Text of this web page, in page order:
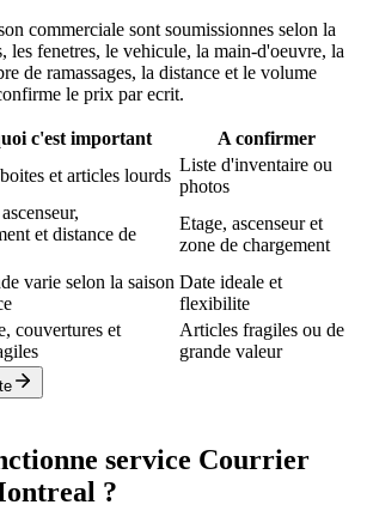
commerciale sont soumissionnes selon la
les fenetres, le vehicule, la main-d'oeuvre, la
de ramassages, la distance et le volume
le prix par ecrit.
c'est important
A confirmer
et articles lourds
Liste d'inventaire ou
photos
et distance de
Etage, ascenseur et
zone de chargement
varie selon la saison Date ideale et
flexibilite
couvertures et
Articles fragiles ou de
grande valeur
service Courrier
?